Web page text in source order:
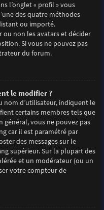
l’onglet « profil » vous
des quatre méthodes
ou importé.
ou non les avatars et décider
Si vous ne pouvez pas
du forum.
le modifier ?
nom d’utilisateur, indiquent le
certains membres tels que
général, vous ne pouvez pas
car il est paramétré par
des messages sur le
supérieur. Sur la plupart des
et un modérateur (ou un
votre compteur de